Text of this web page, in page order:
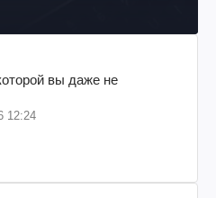
вы даже не
12:24